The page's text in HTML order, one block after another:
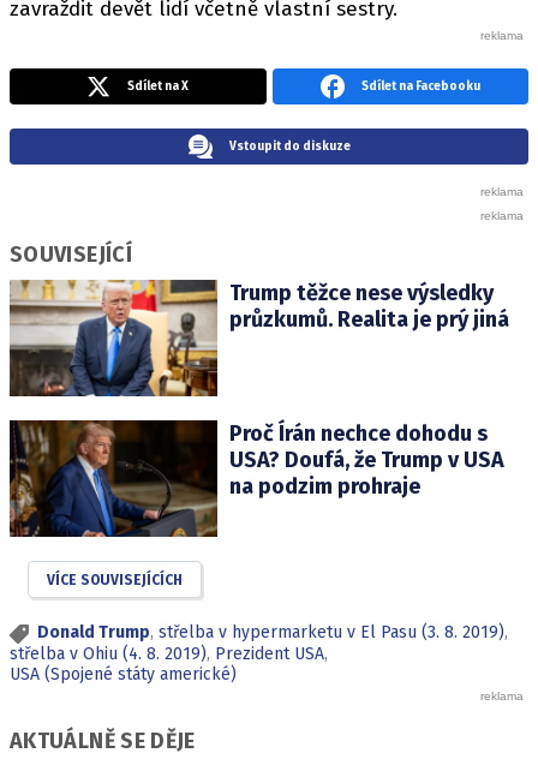
zavraždit devět lidí včetně vlastní sestry.
Sdílet na X Sdílet na Facebooku
Vstoupit do diskuze
SOUVISEJÍCÍ
Trump těžce nese výsledky
průzkumů. Realita je prý jiná
Proč Írán nechce dohodu s
USA? Doufá, že Trump v USA
na podzim prohraje
VÍCE SOUVISEJÍCÍCH
Donald Trump, střelba v hypermarketu v El Pasu (3. 8. 2019),
střelba v Ohiu (4. 8. 2019), Prezident USA,
USA (Spojené státy americké)
AKTUÁLNĚ SE DĚJE